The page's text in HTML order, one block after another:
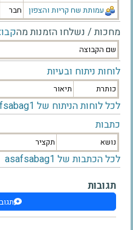
עמותת שח קריות והצפון
חבר
מחכות / נשלחו הזמנות מה
שם הקבוצה
לוחות ניתוח ובעיות
כותרת תיאור
לכל לוחות הניתוח של asafsabag1
כתבות
נושא תקציר
לכל הכתבות של asafsabag1
תגובות